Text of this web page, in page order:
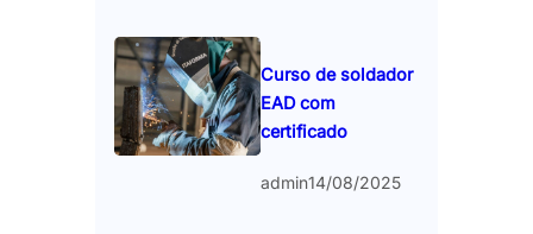
Curso de soldador
EAD com
certificado
admin14/08/2025